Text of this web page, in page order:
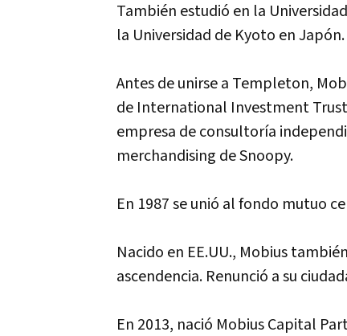
También estudió en la
la Universidad de Kyoto en Japón.
Antes de unirse a Templeton,
de International Investment Trust
empresa de consultoría
merchandising de Snoopy.
En 1987 se unió al fondo mutuo
Nacido en EE.UU., Mobius
ascendencia. Renunció a su
En 2013, nació Mobius Capital